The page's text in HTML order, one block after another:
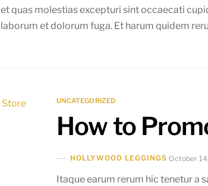
et quas molestias excepturi sint occaecati
laborum et dolorum fuga. Et harum quidem
UNCATEGORIZED
How to
HOLLYWOOD LEGGINGS October
Itaque earum rerum hic tenetur a